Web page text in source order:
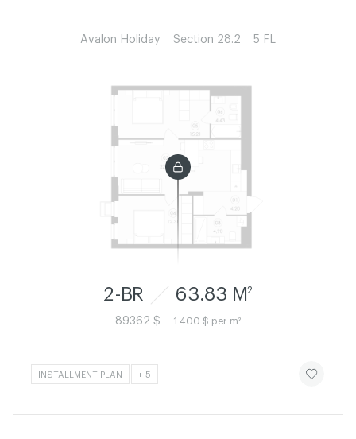
Avalon Holiday Section 28.2 5 FL
2-BR 63.83 M 2
89362 $ 1 400 $ per m²
INSTALLMENT PLAN + 5 ЧИТАТИ